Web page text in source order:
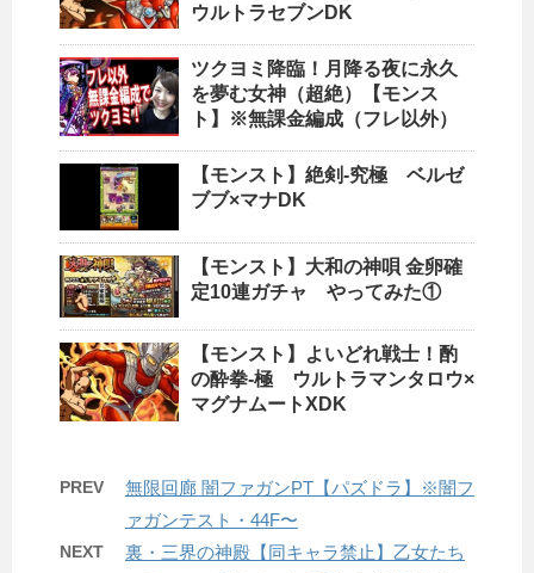
ウルトラセブンDK
ツクヨミ降臨！月降る夜に永久
を夢む女神（超絶）【モンス
ト】※無課金編成（フレ以外）
【モンスト】絶剣-究極 ベルゼ
ブブ×マナDK
【モンスト】大和の神唄 金卵確
定10連ガチャ やってみた①
【モンスト】よいどれ戦士！酌
の酔拳-極 ウルトラマンタロウ×
マグナムートXDK
PREV
無限回廊 闇ファガンPT【パズドラ】※闇フ
ァガンテスト・44F〜
NEXT
裏・三界の神殿【同キャラ禁止】乙女たち